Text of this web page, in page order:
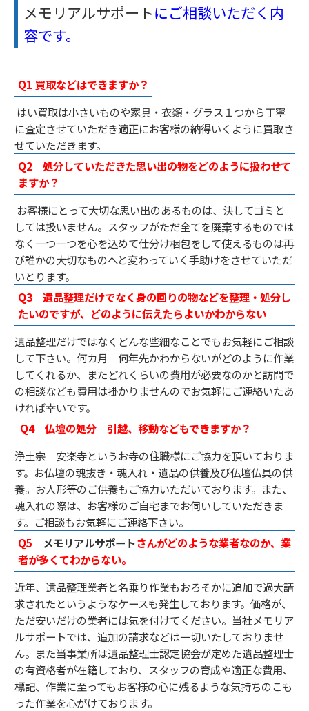
メモリアルサポートにご相談いただく内
容です。
Q1 買取などはできますか？
はい買取は小さいものや家具・衣類・グラス１つから丁寧
に査定させていただき適正にお客様の納得いくように買取さ
せていただきます。
Q2 処分していただきた思い出の物をどのように扱わせて
ますか？
お客様にとって大切な思い出のあるものは、決してゴミと
しては扱いません。スタッフがただ全てを廃棄するものでは
なく一つ一つを心を込めて仕分け梱包をして使えるものは再
び誰かの大切なものへと変わっていく手助けをさせていただ
いとります。
Q3 遺品整理だけでなく身の回りの物などを整理・処分し
たいのですが、どのように伝えたらよいかわからない
遺品整理だけではなくどんな些細なことでもお気軽にご相談
して下さい。何カ月 何年先かわからないがどのように作業
してくれるか、またどれくらいの費用が必要なのかと訪問で
の相談なども費用は掛かりませんのでお気軽にご連絡いたあ
ければ幸いです。
Q4仏壇の処分 引越、移動などもできますか？
浄土宗 安楽寺というお寺の住職様にご協力を頂いておりま
す。お仏壇の魂抜き・魂入れ・遺品の供養及び仏壇仏具の供
養。お人形等のご供養もご協力いただいております。また、
魂入れの際は、お客様のご自宅までお伺いしていただきま
す。ご相談もお気軽にご連絡下さい。
Q5
メモリアルサポートさんがどのような業者なのか、業
者が多くてわからない。
近年、遺品整理業者と名乗り作業もおろそかに追加で過大請
求されたというようなケースも発生しております。価格が、
ただ安いだけの業者には気を付けてください。当社メモリア
ルサポートでは、追加の請求などは一切いたしておりませ
ん。また当事業所は遺品整理士認定協会が定めた遺品整理士
の有資格者が在籍しており、スタッフの育成や適正な費用、
標記、作業に至ってもお客様の心に残るような気持ちのこも
った作業を心がけております。